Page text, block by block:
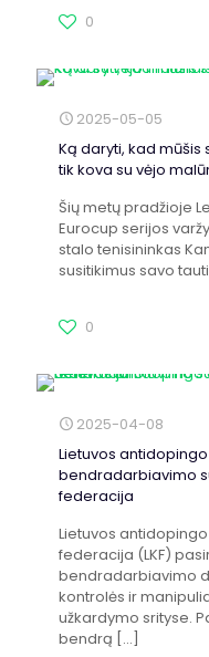
0
2025-05-05
Ką daryti, kad
tik kova su vėjo
Šių metų pradžioje
Eurocup serijos
stalo tenisininkas
susitikimus savo
0
2025-04-08
Lietuvos
bendradarbiavimo
federacija
Lietuvos
federacija (LKF)
bendradarbiavimo
kontrolės ir
užkardymo srityse.
bendrą […]